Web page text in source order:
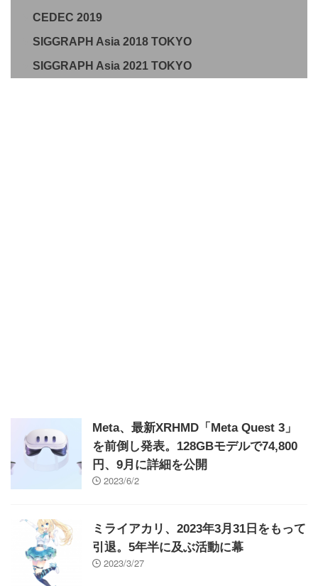
CEDEC 2019
SIGGRAPH Asia 2018 TOKYO
SIGGRAPH Asia 2021 TOKYO
Meta、最新XRHMD「Meta Quest 3」
を前倒し発表。128GBモデルで74,800
円、9月に詳細を公開
2023/6/2
ミライアカリ、2023年3月31日をもって
引退。5年半に及ぶ活動に幕
2023/3/27